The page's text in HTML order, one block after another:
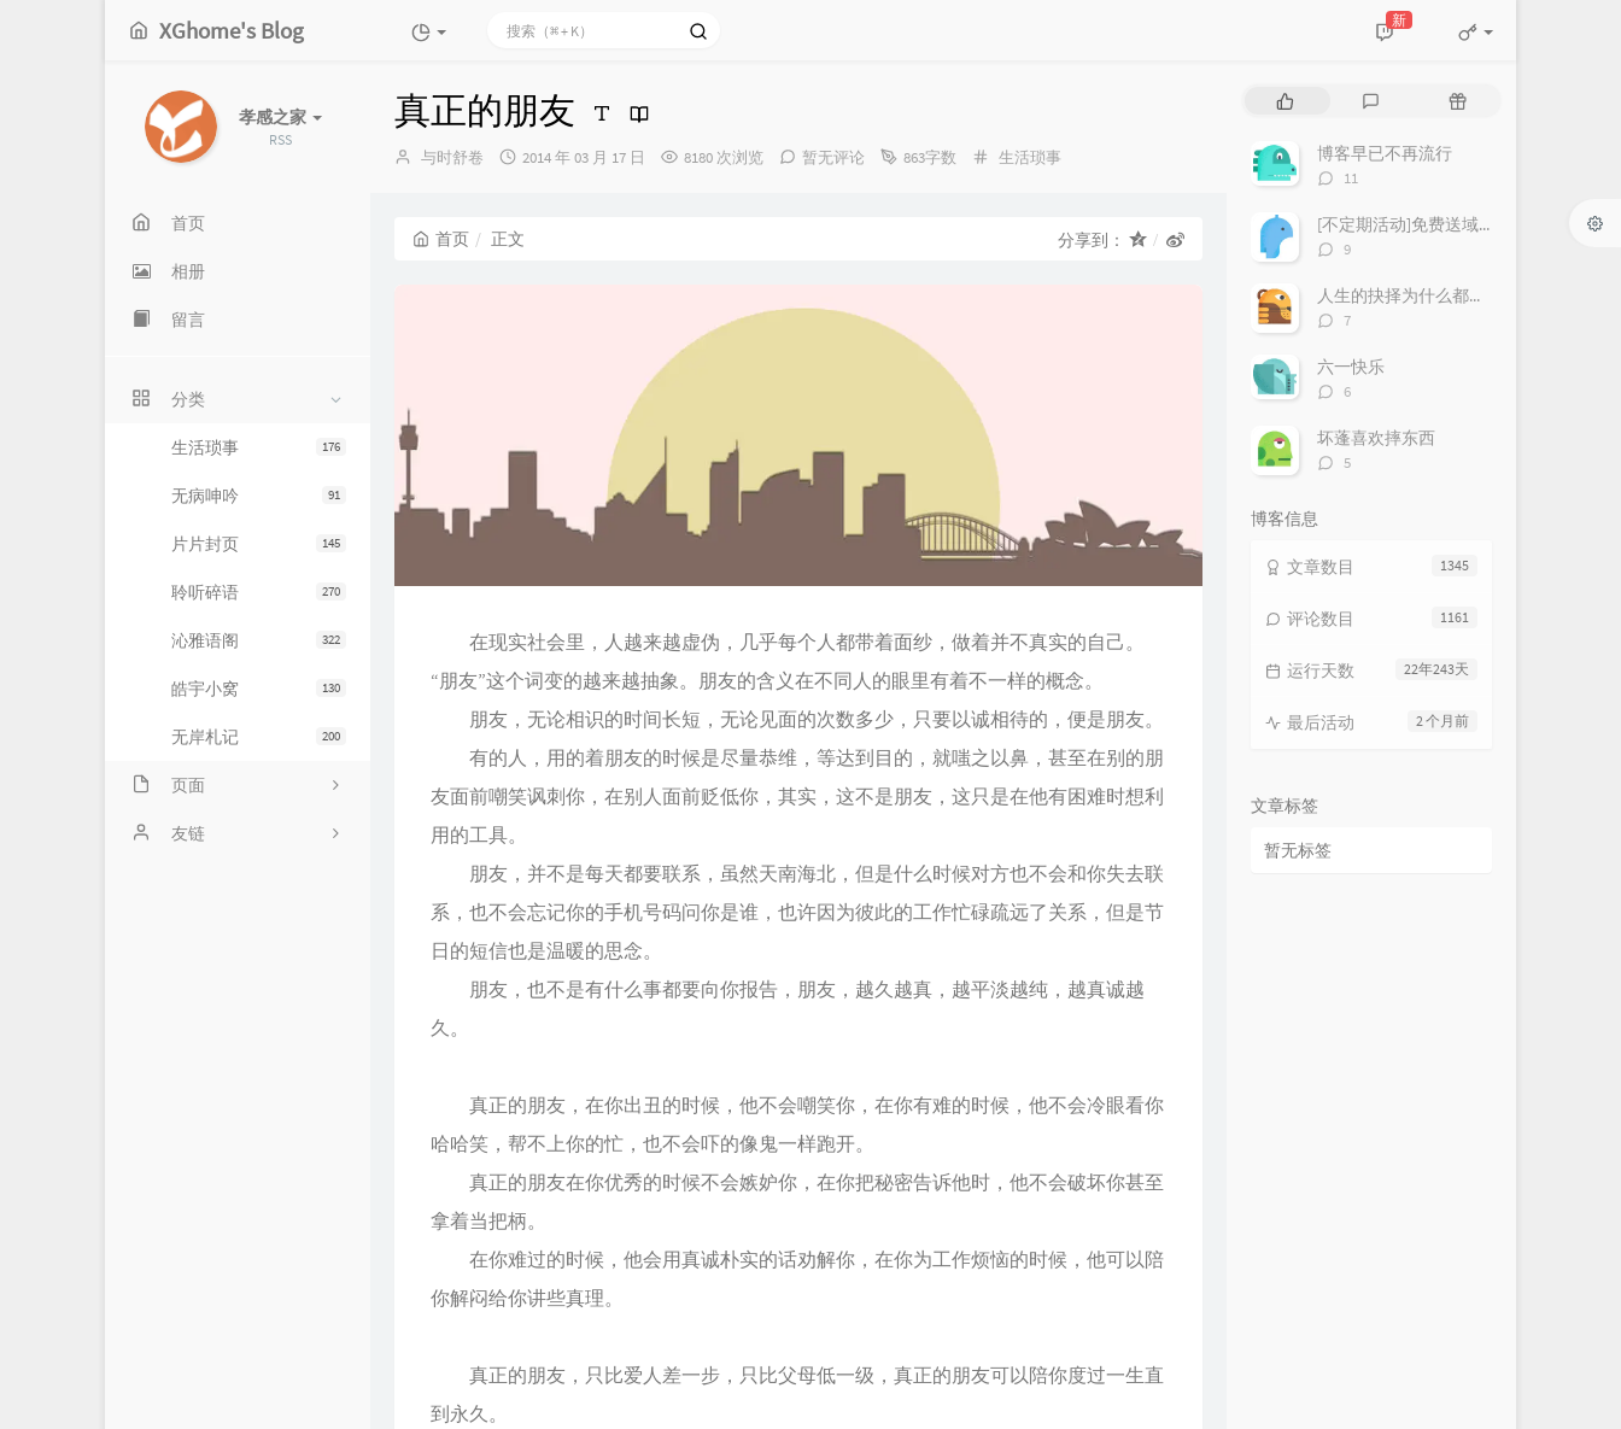
XGhome's Blog 新
孝感之家
RSS
首页
相册
留言
分类
176
生活琐事
91
无病呻吟
145
片片封页
270
聆听碎语
322
沁雅语阁
130
皓宇小窝
200
无岸札记
页面
友情链接
友链
真正的朋友
博
与时舒卷
发
2014 年 03 月 17 日 8180 次浏览 暂无评论 863字数
分
生活琐事
首页 正文 分享到：
在现实社会里，人越来越虚伪，几乎每个人都带着面纱，做着并不真实的自己。
“朋友”这个词变的越来越抽象。朋友的含义在不同人的眼里有着不一样的概念。
朋友，无论相识的时间长短，无论见面的次数多少，只要以诚相待的，便是朋友。
有的人，用的着朋友的时候是尽量恭维，等达到目的，就嗤之以鼻，甚至在别的朋
友面前嘲笑讽刺你，在别人面前贬低你，其实，这不是朋友，这只是在他有困难时想利
用的工具。
朋友，并不是每天都要联系，虽然天南海北，但是什么时候对方也不会和你失去联
系，也不会忘记你的手机号码问你是谁，也许因为彼此的工作忙碌疏远了关系，但是节
日的短信也是温暖的思念。
朋友，也不是有什么事都要向你报告，朋友，越久越真，越平淡越纯，越真诚越
久。
真正的朋友，在你出丑的时候，他不会嘲笑你，在你有难的时候，他不会冷眼看你
哈哈笑，帮不上你的忙，也不会吓的像鬼一样跑开。
真正的朋友在你优秀的时候不会嫉妒你，在你把秘密告诉他时，他不会破坏你甚至
拿着当把柄。
在你难过的时候，他会用真诚朴实的话劝解你，在你为工作烦恼的时候，他可以陪
你解闷给你讲些真理。
真正的朋友，只比爱人差一步，只比父母低一级，真正的朋友可以陪你度过一生直
到永久。
章
评
随
博客早已不再流行
评
数：
11
[不定期活动]免费送域名或空间
评
数：
9
人生的抉择为什么都这么让人无奈？
评
数：
7
六一快乐
评
数：
6
坏蓬喜欢摔东西
评
5
博客信息
1345
文章数目
1161
评论数目
22年243天
运行天数
2 个月前
最后活动
文章标签
暂无标签